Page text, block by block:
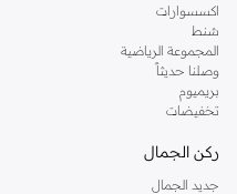
اكسسوارات
شنط
المجموعة الرياضية
وصلنا حديثاً
بريميوم
تخفيضات
ركن الجمال
جديد الجمال